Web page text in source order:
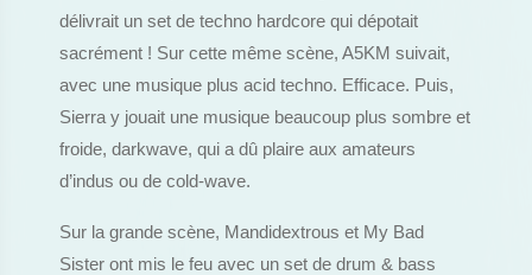
délivrait un set de techno hardcore qui dépotait
sacrément ! Sur cette même scène, A5KM suivait,
avec une musique plus acid techno. Efficace. Puis,
Sierra y jouait une musique beaucoup plus sombre et
froide, darkwave, qui a dû plaire aux amateurs
d’indus ou de cold-wave.
Sur la grande scène, Mandidextrous et My Bad
Sister ont mis le feu avec un set de drum & bass